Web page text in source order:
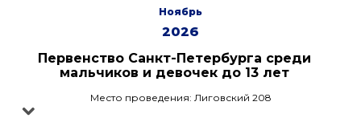
Ноябрь
2026
Первенство Санкт-Петербурга среди
мальчиков и девочек до 13 лет
Место проведения: Лиговский 208